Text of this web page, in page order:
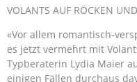
VOLANTS AUF RÖCKEN
«Vor allem romantisch-
es jetzt vermehrt mit
Typberaterin Lydia Maier
einigen Fällen durchaus